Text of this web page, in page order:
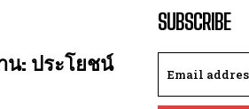
น: ประโยชน์
SUBSCRIBE